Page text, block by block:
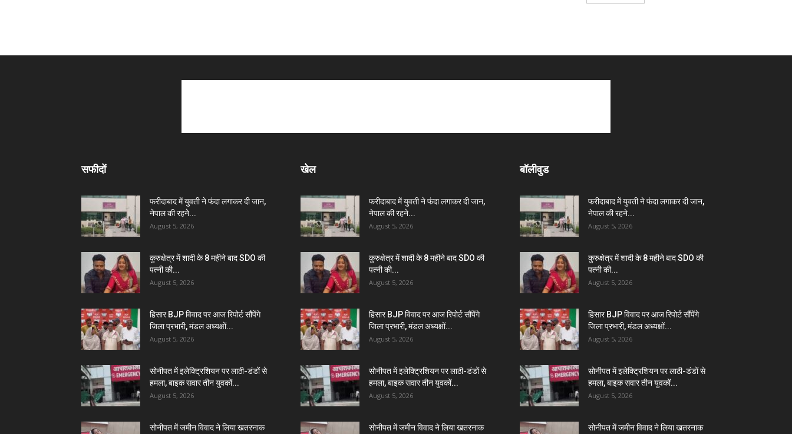
सफीदों
फरीदाबाद में युवती ने फंदा लगाकर दी जान,
नेपाल की रहने...
August 5, 2026
कुरुक्षेत्र में शादी के 8 महीने बाद SDO की
पत्नी की...
August 5, 2026
हिसार BJP विवाद पर आज रिपोर्ट सौंपेंगे
जिला प्रभारी, मंडल अध्यक्षों...
August 5, 2026
सोनीपत में इलेक्ट्रिशियन पर लाठी-डंडों से
हमला, बाइक सवार तीन युवकों...
August 5, 2026
सोनीपत में जमीन विवाद ने लिया खतरनाक
खेल
फरीदाबाद में युवती ने फंदा लगाकर दी जान,
नेपाल की रहने...
August 5, 2026
कुरुक्षेत्र में शादी के 8 महीने बाद SDO की
पत्नी की...
August 5, 2026
हिसार BJP विवाद पर आज रिपोर्ट सौंपेंगे
जिला प्रभारी, मंडल अध्यक्षों...
August 5, 2026
सोनीपत में इलेक्ट्रिशियन पर लाठी-डंडों से
हमला, बाइक सवार तीन युवकों...
August 5, 2026
सोनीपत में जमीन विवाद ने लिया खतरनाक
बॉलीवुड
फरीदाबाद में युवती ने फंदा लगाकर दी जान,
नेपाल की रहने...
August 5, 2026
कुरुक्षेत्र में शादी के 8 महीने बाद SDO की
पत्नी की...
August 5, 2026
हिसार BJP विवाद पर आज रिपोर्ट सौंपेंगे
जिला प्रभारी, मंडल अध्यक्षों...
August 5, 2026
सोनीपत में इलेक्ट्रिशियन पर लाठी-डंडों से
हमला, बाइक सवार तीन युवकों...
August 5, 2026
सोनीपत में जमीन विवाद ने लिया खतरनाक